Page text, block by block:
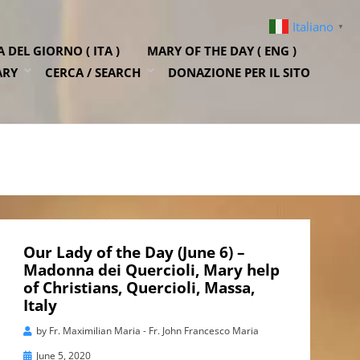
DEL GIORNO ( ITA )
MARY OF THE DAY ( ENG )
CERCA / SEARCH DONAZIONE PER IL SITO
Our Lady of the Day (June 6) –
Madonna dei Quercioli, Mary help
of Christians, Quercioli, Massa,
Italy
by Fr. Maximilian Maria - Fr. John Francesco Maria
PostedJune 5, 2020
Italiano ▼